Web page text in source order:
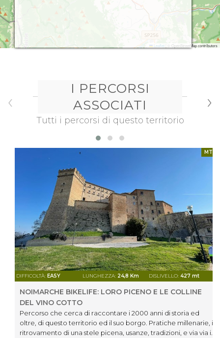
Leaflet © OpenStreetMap contributors
I PERCORSI
ASSOCIATI
Tutti i percorsi di questo territorio
MTB
DIFFICOLTÀ: EASY LUNGHEZZA: 24,8 Km DISLIVELLO: 427 mt
NOIMARCHE BIKELIFE: LORO PICENO E LE COLLINE
DEL VINO COTTO
Percorso che cerca di raccontare i 2000 anni di storia ed
oltre, di questo territorio ed il suo borgo. Pratiche millenarie, il
ritrovamento di una stele picena, usanze, tradizioni, e via via i
‹ ›